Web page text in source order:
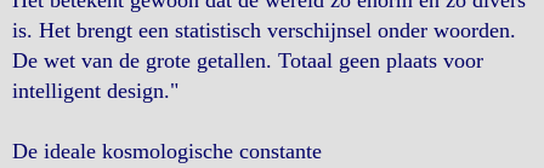
is. Het brengt een statistisch verschijnsel onder woorden.
De wet van de grote getallen. Totaal geen plaats voor
intelligent design."
De ideale kosmologische constante